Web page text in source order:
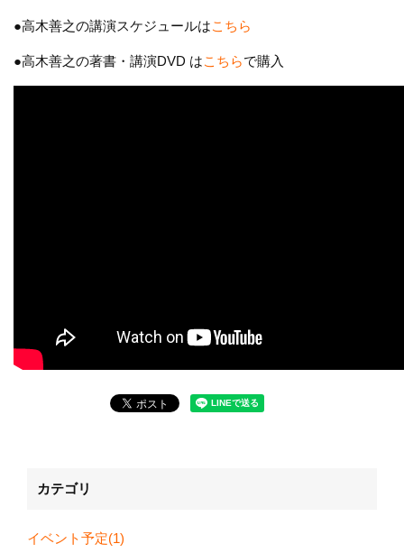
●高木善之の講演スケジュールはこちら
●高木善之の著書・講演DVD はこちらで購入
カテゴリ
イベント予定(1)